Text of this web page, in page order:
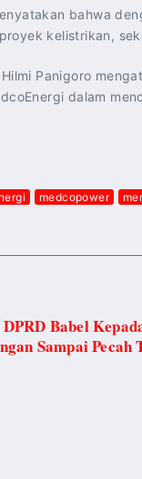
bahwa
kelistrikan,
Panigoro
dalam
medcopower
Babel
Sampai Pecah